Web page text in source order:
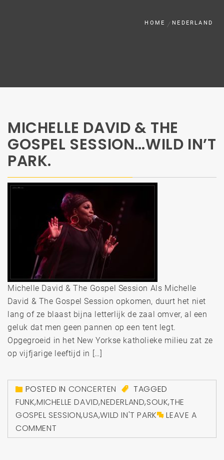
HOME NEDERLAND
MICHELLE DAVID & THE
GOSPEL SESSION…WILD IN’T
PARK.
Michelle David & The Gospel Session Als Michelle
David & The Gospel Session opkomen, duurt het niet
lang of ze blaast bijna letterlijk de zaal omver, al een
geluk dat men geen pannen op een tent legt.
Opgegroeid in het New Yorkse katholieke milieu zat ze
op vijfjarige leeftijd in […]
POSTED IN CONCERTEN
TAGGED
FUNK,MICHELLE DAVID,NEDERLAND,SOUK,THE
GOSPEL SESSION,USA,WILD IN'T PARK
LEAVE A
COMMENT